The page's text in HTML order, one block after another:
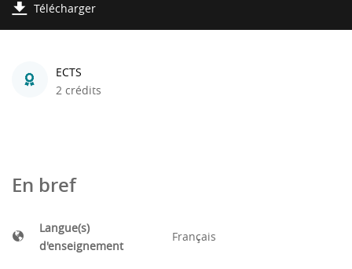
Télécharger
ECTS
2 crédits
En bref
Langue(s)
d'enseignement
Français